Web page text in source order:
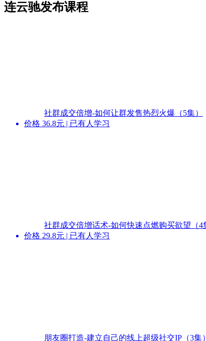
连云驰发布课程
社群成交倍增-如何让群发售热烈火爆（5集）
价格 36.8元 | 已有人 学习
社群成交倍增话术-如何快速点燃购买欲望（4
价格 29.8元 | 已有人 学习
朋友圈打造-建立自己的线上超级社交IP（3集）